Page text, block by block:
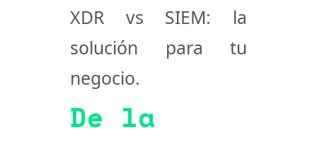
XDR vs SIEM: la
solución para tu
negocio.
De la